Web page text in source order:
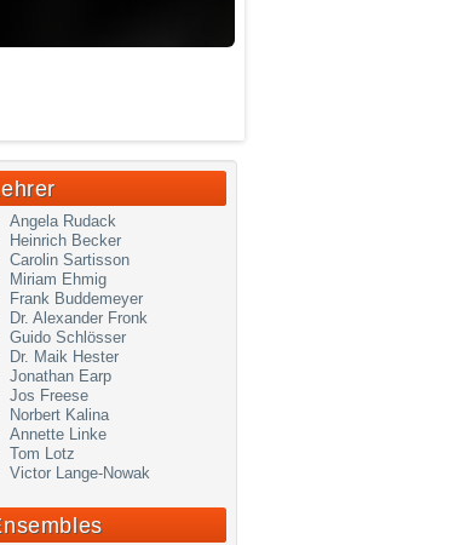
Angela Rudack
Heinrich Becker
Carolin Sartisson
Miriam Ehmig
Frank Buddemeyer
Dr. Alexander Fronk
Guido Schlösser
Dr. Maik Hester
Jonathan Earp
Jos Freese
Norbert Kalina
Annette Linke
Tom Lotz
Victor Lange-Nowak